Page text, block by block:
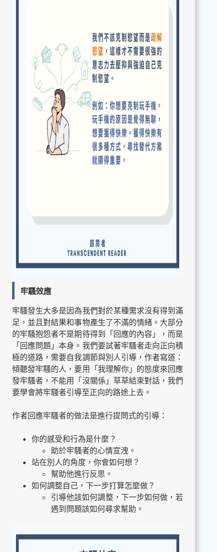
牢騷效應
牢騷發生大多是因為我們對於某種需求沒有得到滿
足，並且對結果和事物產生了不滿的情緒。大部分
的牢騷抱怨者不是期待得到「回應的內容」，而是
「回應問題」本身。我們要試著牢騷者走向正向積
極的道路，需要自我調節與別人引導，作者寫道：
傾聽發牢騷的人，要用「我理解你」的態度來回應
發牢騷者，不能用「沒關係」草草結束對話，我們
要學會將牢騷者引導至正向的路途上去。
作者回應牢騷者的做法是進行提問式的引導：
你的感受和行為是什麼？
助於牢騷者的心情宣洩。
站在別人的角度，你會如何想？
幫助他進行反思。
如何調整自己，下一步打算怎麼做？
引導他該如何調整，下一步如何做，若
遇到問題該如何尋求幫助。